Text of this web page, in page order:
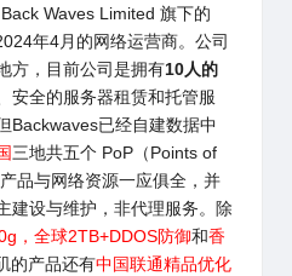
Back Waves Limited 旗下的
年4月的网络运营商。公司
方，目前公司是拥有10人的
安全的服务器租赁和托管服
Backwaves已经自建数据中
三地共五个 PoP（Points of
品与网络资源一应俱全，并
建设与维护，非代理服务。除
，全球2TB+DDOS防御和香
的产品还有中国联通精品优化